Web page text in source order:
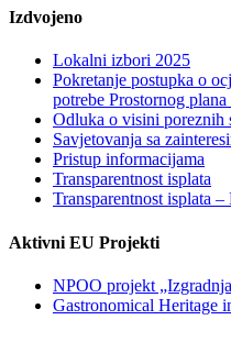
Izdvojeno
Lokalni izbori 2025
Pokretanje postupka o
potrebe Prostornog
Odluka o visini poreznih
Savjetovanja sa
Pristup informacijama
Transparentnost isplata
Transparentnost isplata
Aktivni EU Projekti
NPOO projekt
Gastronomical Heritage